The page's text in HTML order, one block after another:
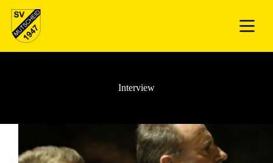
Interview